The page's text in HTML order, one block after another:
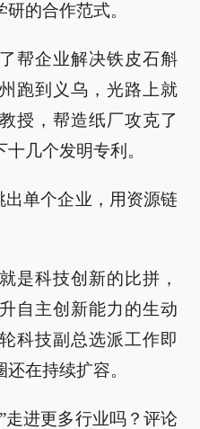
的合作范式。
帮企业解决铁皮石斛
跑到义乌，光路上就
授，帮造纸厂攻克了
几个发明专利。
出单个企业，用资源链
是科技创新的比拼，
自主创新能力的生动
科技副总选派工作即
在持续扩容。
走进更多行业吗？评论